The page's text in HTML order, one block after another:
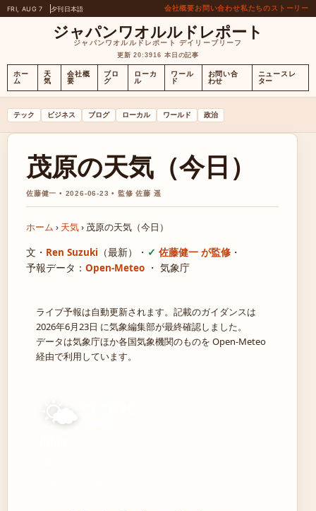
FRI, AUG 7 夕刊日本語 会社概要お問い合わせ私たちのストーリー
ジャパンワオルルドレポート
ジャパンワオルルドレポート デイリーブリーフ
更新 20:3916 本日の記事
ホー
ム
天
気
会社概
要
ブロ
グ
ローカ
ル
ワール
ド
お問い合
わせ
ニュースレ
ター
テック ビジネス ブログ ローカル ワールド 政治
茂原の天気（今日）
佐藤健一 • 2026-06-23 • 監修 佐藤 遥
ホーム › 天気› 茂原の天気（今日）
文・ Ren Suzuki （最新） ・ 佐藤健一 が監修 ・
予報データ： Open-Meteo ・ 気象庁
ライブ予報は自動更新されます。記載のガイダンスは
2026年6月23日 に気象編集部が最終確認しました。
データは気象庁ほか各国気象機関のものを Open-Meteo
経由で利用しています。
🌤️